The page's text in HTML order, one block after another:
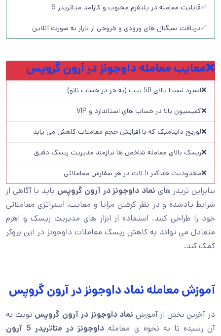
✅قابلیت معامله در پلتفرم محبوب و کارآمد متاتریدر 5
✅دریافت سیگنال های ورودی و خروجی از بازار به صورت آنلاین
❌معایب معامله داوجونز در آرون گروپس
❌اسپرد نسبتا بالای 50 پیپ (به جز در حساب نانو)
❌کمیسیون بالا در حساب های استاندارد و VIP
❌لوریج داینامیک که با افزایش حجم معاملات کاهش می یابد
❌ریسک بالای معامله شاخص ها نیازمند مدیریت ریسک دقیق
❌محدودیت حداکثر 5 لات در هر سفارش معاملاتی
بنابراین تریدر های نماد داوجونز در آرون گروپس باید با آگاهی از
شرایط یادشده و در نظر گرفتن مزایا و معایب، استراتژی معاملاتی
خود را طراحی کنند. استفاده از ابزار های مدیریت ریسک و اهرم
متعادل می تواند به کاهش ریسک معاملات داوجونز در این بروکر
کمک کند.
آموزش معامله نماد داوجونز در آرون گروپس
در آخرین بخش از آموزش نماد داوجونز در آرون گروپس نوبت به
آن رسیده تا به نحوه ی معامله
داوجونز در متاتریدر 5 آرون